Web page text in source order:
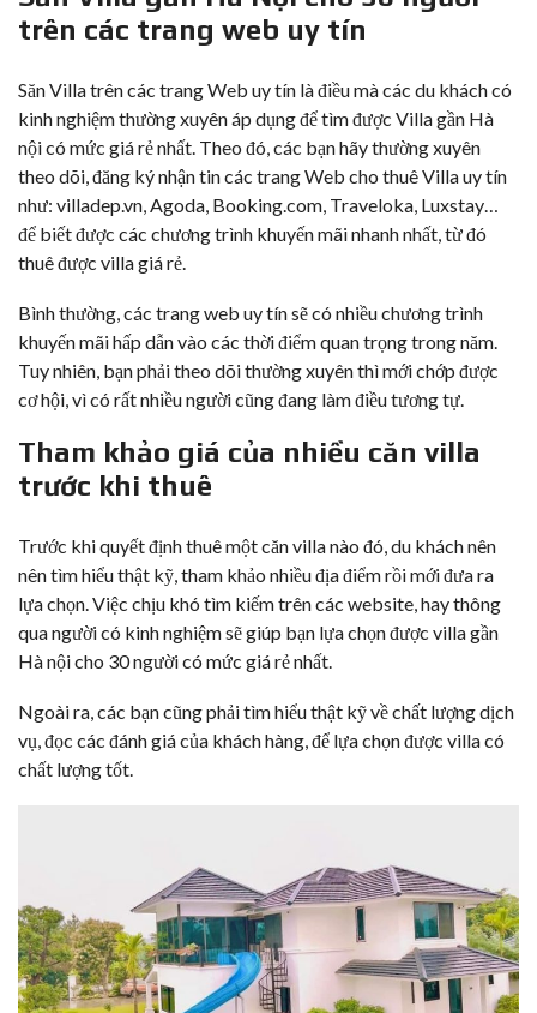
trên các trang web uy tín
Săn Villa trên các trang Web uy tín là điều mà các du khách có
kinh nghiệm thường xuyên áp dụng để tìm được Villa gần Hà
nội có mức giá rẻ nhất. Theo đó, các bạn hãy thường xuyên
theo dõi, đăng ký nhận tin các trang Web cho thuê Villa uy tín
như: villadep.vn, Agoda, Booking.com, Traveloka, Luxstay…
để biết được các chương trình khuyến mãi nhanh nhất, từ đó
thuê được villa giá rẻ.
Bình thường, các trang web uy tín sẽ có nhiều chương trình
khuyến mãi hấp dẫn vào các thời điểm quan trọng trong năm.
Tuy nhiên, bạn phải theo dõi thường xuyên thì mới chớp được
cơ hội, vì có rất nhiều người cũng đang làm điều tương tự.
Tham khảo giá của nhiều căn villa
trước khi thuê
Trước khi quyết định thuê một căn villa nào đó, du khách nên
nên tìm hiểu thật kỹ, tham khảo nhiều địa điểm rồi mới đưa ra
lựa chọn. Việc chịu khó tìm kiếm trên các website, hay thông
qua người có kinh nghiệm sẽ giúp bạn lựa chọn được villa gần
Hà nội cho 30 người có mức giá rẻ nhất.
Ngoài ra, các bạn cũng phải tìm hiểu thật kỹ về chất lượng dịch
vụ, đọc các đánh giá của khách hàng, để lựa chọn được villa có
chất lượng tốt.